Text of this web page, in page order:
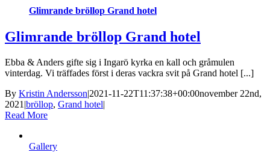
Glimrande bröllop Grand hotel
Glimrande bröllop Grand hotel
Ebba & Anders gifte sig i Ingarö kyrka en kall och gråmulen
vinterdag. Vi träffades först i deras vackra svit på Grand hotel [...]
By Kristin Andersson|2021-11-22T11:37:38+00:00november 22nd,
2021 |bröllop, Grand hotel|
Read More
Gallery